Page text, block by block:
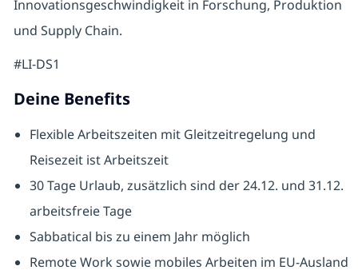
Innovationsgeschwindigkeit in Forschung, Produktion
und Supply Chain.
#LI-DS1
Deine Benefits
Flexible Arbeitszeiten mit Gleitzeitregelung und
Reisezeit ist Arbeitszeit
30 Tage Urlaub, zusätzlich sind der 24.12. und 31.12.
arbeitsfreie Tage
Sabbatical bis zu einem Jahr möglich
Remote Work sowie mobiles Arbeiten im EU-Ausland